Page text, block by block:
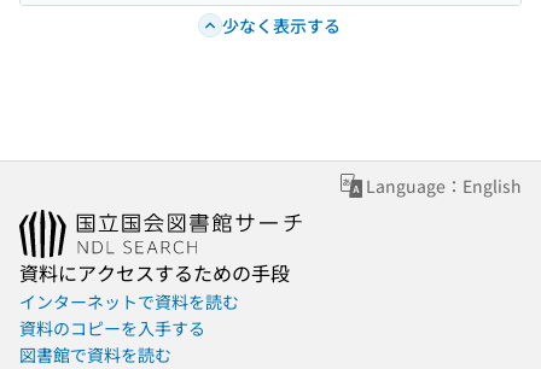
少なく表示する
Language：English
資料にアクセスするための手段
インターネットで資料を読む
資料のコピーを入手する
図書館で資料を読む